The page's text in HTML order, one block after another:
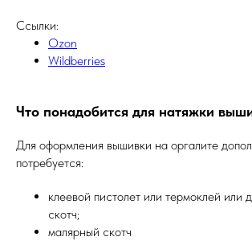
Ссылки:
Ozon
Wildberries
Что понадобится для натяжки
Для оформления вышивки на оргалите
потребуется:
клеевой пистолет или термоклей или
скотч;
малярный скотч